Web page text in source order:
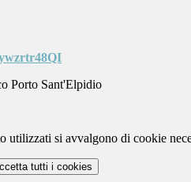
Porto Sant'Elpidio
utilizzati si avvalgono di cookie
tutti i cookies